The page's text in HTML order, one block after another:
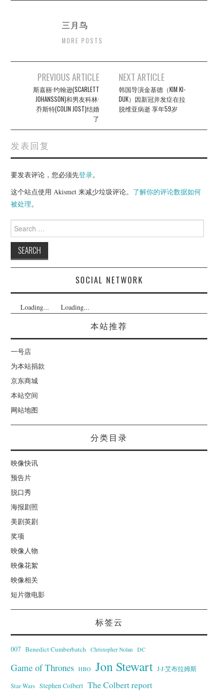
三月鸟
MORE POSTS
navigation
PREVIOUS ARTICLE
斯嘉丽·约翰逊(SCARLETT
JOHANSSON)和男友科林·
乔斯特(COLIN JOST)结婚
了
NEXT ARTICLE
韩国导演金基德（KIM KI-
DUK）因新冠并发症在拉
脱维亚病逝 享年59岁
发表回复
要发表评论，您必须先登录。
这个站点使用 Akismet 来减少垃圾评论。 了解你的评论数据如何
被处理。
Search
for:
SOCIAL NETWORK
Loading... Loading...
本站推荐
一号店
为本站捐款
京东商城
本站空间
网站地图
分类目录
映像快讯
预告片
脱口秀
海报剧照
美剧英剧
奖项
映像人物
映像花絮
映像相关
短片微电影
标签云
007 Benedict Cumberbatch Christopher Nolan DC
Game of Thrones HBO Jon Stewart J·J·艾布拉姆斯
Star Wars Stephen Colbert The Colbert report